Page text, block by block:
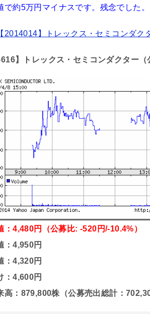
で約5万円マイナスです。残念でした。
【2014014】トレックス・セミコンダク
】トレックス・セミコンダクター（
：4,480円（公募比: -520円/-10.4%）
：4,950円
：4,320円
：4,600円
高：879,800株（公募売出総計：